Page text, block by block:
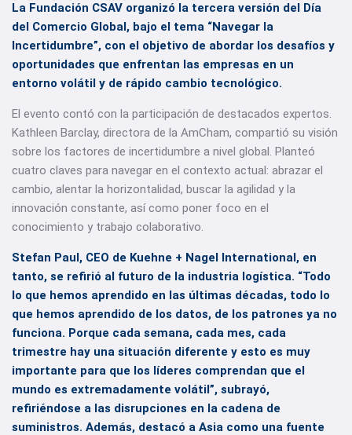
La Fundación CSAV organizó la tercera versión del Día
del Comercio Global, bajo el tema “Navegar la
Incertidumbre”, con el objetivo de abordar los desafíos y
oportunidades que enfrentan las empresas en un
entorno volátil y de rápido cambio tecnológico.
El evento contó con la participación de destacados expertos.
Kathleen Barclay, directora de la AmCham, compartió su visión
sobre los factores de incertidumbre a nivel global. Planteó
cuatro claves para navegar en el contexto actual: abrazar el
cambio, alentar la horizontalidad, buscar la agilidad y la
innovación constante, así como poner foco en el
conocimiento y trabajo colaborativo.
Stefan Paul, CEO de Kuehne + Nagel International, en
tanto, se refirió al futuro de la industria logística. “Todo
lo que hemos aprendido en las últimas décadas, todo lo
que hemos aprendido de los datos, de los patrones ya no
funciona. Porque cada semana, cada mes, cada
trimestre hay una situación diferente y esto es muy
importante para que los líderes comprendan que el
mundo es extremadamente volátil”, subrayó,
refiriéndose a las disrupciones en la cadena de
suministros. Además, destacó a Asia como una fuente